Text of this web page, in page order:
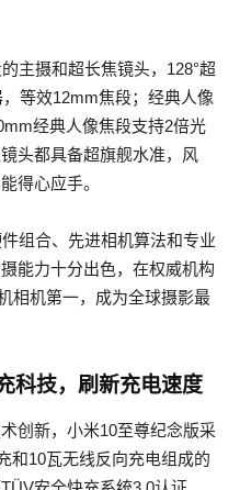
主摄和超长焦镜头，128°超
等效12mm焦段；经典人像
经典人像焦段支持2倍光
头都具备超旗舰水准，风
得心应手。
组合、先进相机算法和专业
能力十分出色，在权威机构
相机第一，成为全球摄影最
科技，刷新充电速度
创新，小米10至尊纪念版采
和10瓦无线反向充电组成的